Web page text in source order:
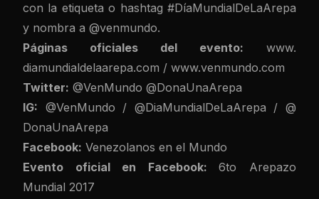
con la etiqueta o hashtag #DíaMundialDeLaArepa
y nombra a @venmundo.
Páginas oficiales del evento:
www.
diamundialdelaarepa.com / www.venmundo.com
Twitter: @VenMundo @DonaUnaArepa
IG: @VenMundo / @DiaMundialDeLaArepa /@
DonaUnaArepa
Facebook: Venezolanos en el Mundo
Evento oficial en Facebook:6to Arepazo
Mundial 2017